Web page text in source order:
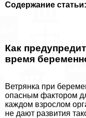
Содержание статьи:
Как
время
Ветрянка при
опасным фактором
каждом взрослом
не дают развития